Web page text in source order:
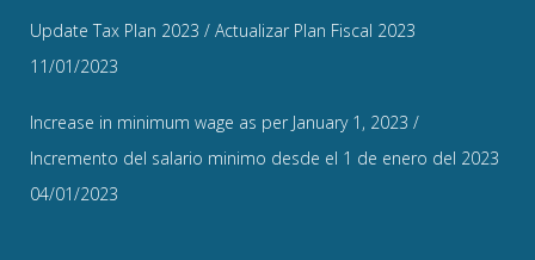
Update Tax Plan 2023 / Actualizar Plan Fiscal 2023
11/01/2023
Increase in minimum wage as per January 1, 2023 /
Incremento del salario minimo desde el 1 de enero del 2023
04/01/2023